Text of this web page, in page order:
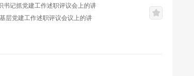
书记抓党建工作述职评议会上的讲
基层党建工作述职评议会议上的讲